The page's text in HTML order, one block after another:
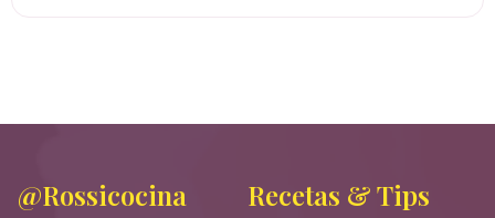
@Rossicocina Recetas & Tips